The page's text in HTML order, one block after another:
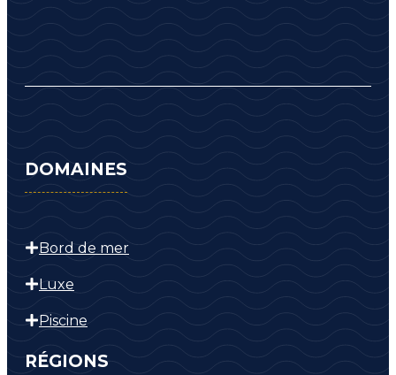
DOMAINES
Bord de mer
Luxe
Piscine
RÉGIONS